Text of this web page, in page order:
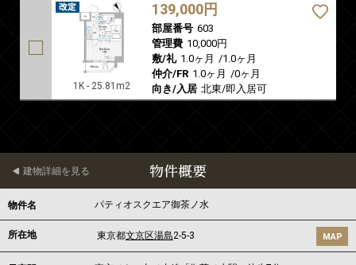
1K - 25.81m2
139,000円
部屋番号 603
管理費 10,000円
敷/礼 1.0ヶ月 /1.0ヶ月
仲介/FR 1.0ヶ月 /0ヶ月
向き/入居 北東/即入居可
物件概要
建物詳細を見る
物件名 パティオスクエア御茶ノ水
所在地 東京都文京区湯島2-5-3 MAP